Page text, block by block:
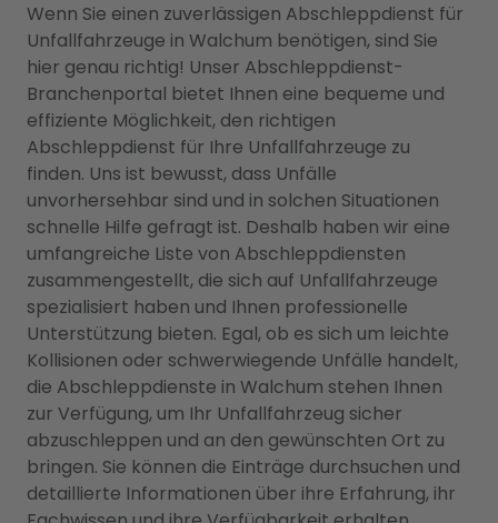
Wenn Sie einen zuverlässigen Abschleppdienst für
Unfallfahrzeuge in Walchum benötigen, sind Sie
hier genau richtig! Unser Abschleppdienst-
Branchenportal bietet Ihnen eine bequeme und
effiziente Möglichkeit, den richtigen
Abschleppdienst für Ihre Unfallfahrzeuge zu
finden. Uns ist bewusst, dass Unfälle
unvorhersehbar sind und in solchen Situationen
schnelle Hilfe gefragt ist. Deshalb haben wir eine
umfangreiche Liste von Abschleppdiensten
zusammengestellt, die sich auf Unfallfahrzeuge
spezialisiert haben und Ihnen professionelle
Unterstützung bieten. Egal, ob es sich um leichte
Kollisionen oder schwerwiegende Unfälle handelt,
die Abschleppdienste in Walchum stehen Ihnen
zur Verfügung, um Ihr Unfallfahrzeug sicher
abzuschleppen und an den gewünschten Ort zu
bringen. Sie können die Einträge durchsuchen und
detaillierte Informationen über ihre Erfahrung, ihr